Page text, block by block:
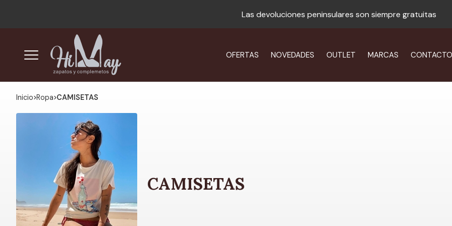
Las devoluciones peninsulares son siempre gratuitas
OFERTAS NOVEDADES OUTLET MARCAS CONTACTO
Inicio ropa CAMISETAS
CAMISETAS